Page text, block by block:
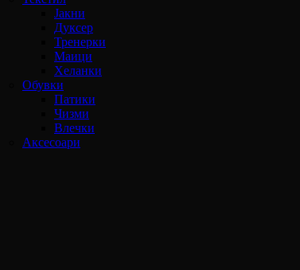
Јакни
Дуксер
Тренерки
Маици
Хеланки
Обувки
Патики
Чизми
Влечки
Аксесоари